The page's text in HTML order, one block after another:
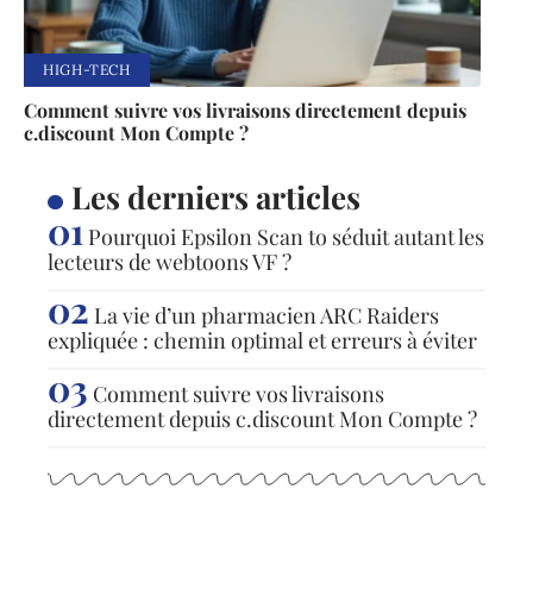
HIGH-TECH
Comment suivre vos livraisons directement depuis
c.discount Mon Compte ?
Les derniers articles
Pourquoi Epsilon Scan to séduit autant les
lecteurs de webtoons VF ?
La vie d’un pharmacien ARC Raiders
expliquée : chemin optimal et erreurs à éviter
Comment suivre vos livraisons
directement depuis c.discount Mon Compte ?